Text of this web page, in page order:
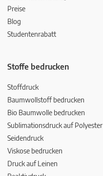
Preise
Blog
Studentenrabatt
Stoffe bedrucken
Stoffdruck
Baumwollstoff bedrucken
Bio Baumwolle bedrucken
Sublimationsdruck auf Polyester
Seidendruck
Viskose bedrucken
Druck auf Leinen